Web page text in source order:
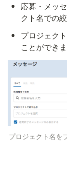
応募・メッ
クト名での
プロジェク
ことができま
プロジェクト名を